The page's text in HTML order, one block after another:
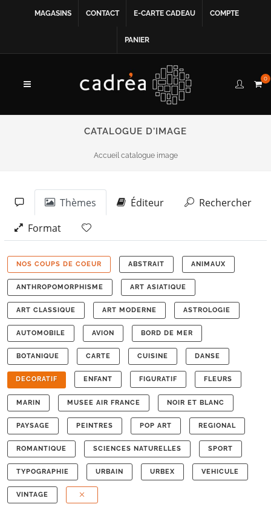
MAGASINS CONTACT E-CARTE CADEAU COMPTE
PANIER
0
CATALOGUE D'IMAGE
Accueil catalogue image
Thèmes Éditeur
Rechercher
Format
NOS COUPS DE COEUR ABSTRAIT ANIMAUX
ANTHROPOMORPHISME ART ASIATIQUE
ART CLASSIQUE ART MODERNE ASTROLOGIE
AUTOMOBILE AVION BORD DE MER
BOTANIQUE CARTE CUISINE DANSE
DECORATIF ENFANT FIGURATIF FLEURS
MARIN MUSEE AIR FRANCE NOIR ET BLANC
PAYSAGE PEINTRES POP ART REGIONAL
ROMANTIQUE SCIENCES NATURELLES SPORT
TYPOGRAPHIE URBAIN URBEX VEHICULE
VINTAGE